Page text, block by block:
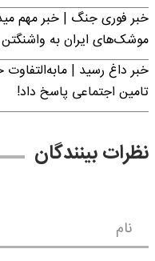
خبر فوری جنگ | خبر مهم
موشک‌های ایران به
خبر داغ رسید |
تامین اجتماعی پاسخ داد!
نظرات بینندگان
نام